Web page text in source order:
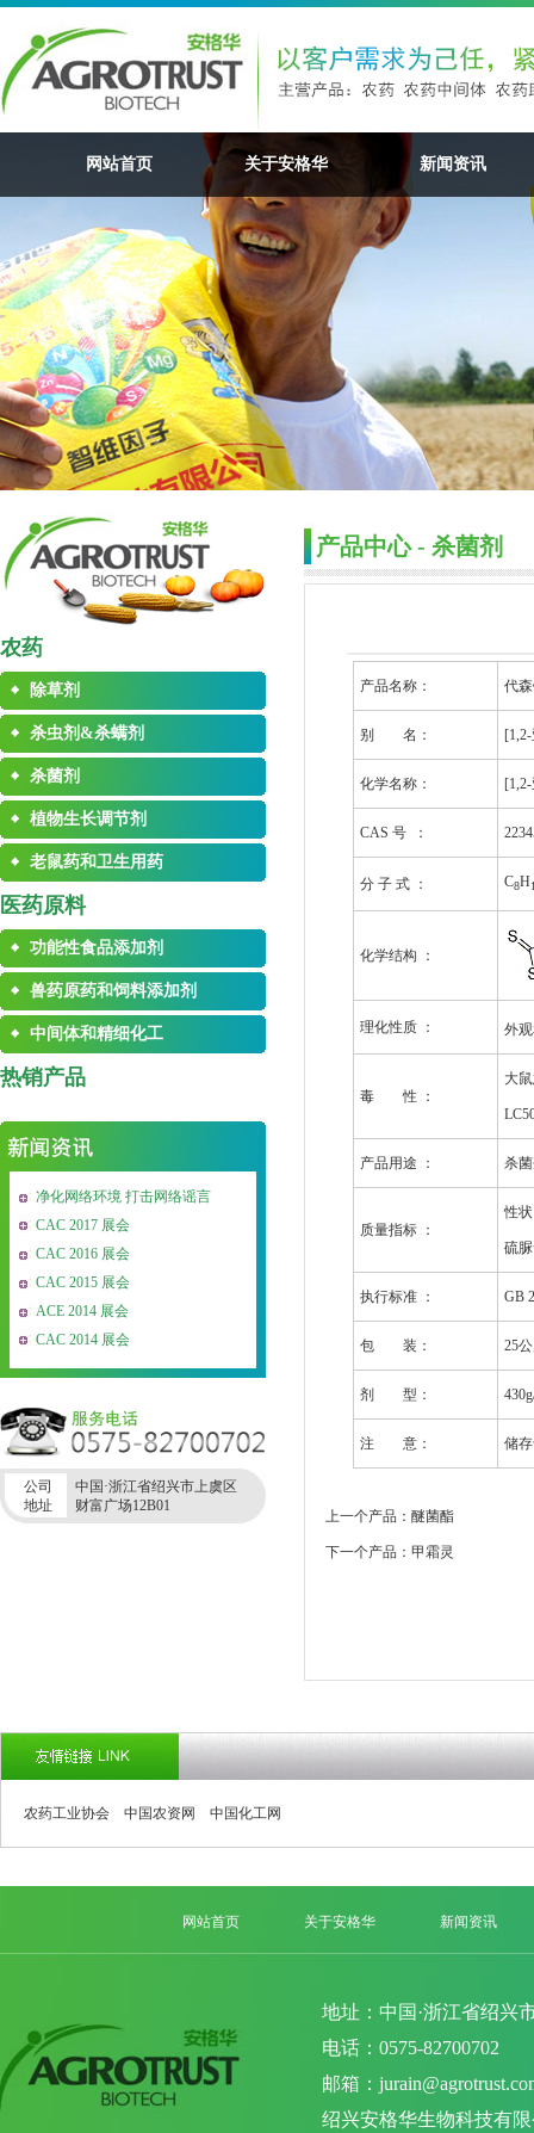
网站首页 关于安格华 新闻资讯
农药
除草剂
杀虫剂&杀螨剂
杀菌剂
植物生长调节剂
老鼠药和卫生用药
医药原料
功能性食品添加剂
兽药原药和饲料添加剂
中间体和精细化工
热销产品
净化网络环境 打击网络谣言
CAC 2017 展会
CAC 2016 展会
CAC 2015 展会
ACE 2014 展会
CAC 2014 展会
公司
地址
中国·浙江省绍兴市上虞区
财富广场12B01
产品中心 - 杀菌剂
产品名称： 代
别 名：
化学名称：
CAS 号 ：
分 子 式 ： C8H
化学结构 ：
理化性质 ： 外
毒 性 ：
大
产品用途 ： 杀
质量指标 ：
性
硫
执行标准 ： GB
包 装： 25
剂 型：
注 意： 储
上一个产品：醚菌酯
下一个产品：甲霜灵
农药工业协会 中国农资网 中国化工网
网站首页 关于安格华 新闻资讯
地址：中国·浙江省绍兴
电话：0575-82700702
邮箱：
绍兴安格华生物科技有